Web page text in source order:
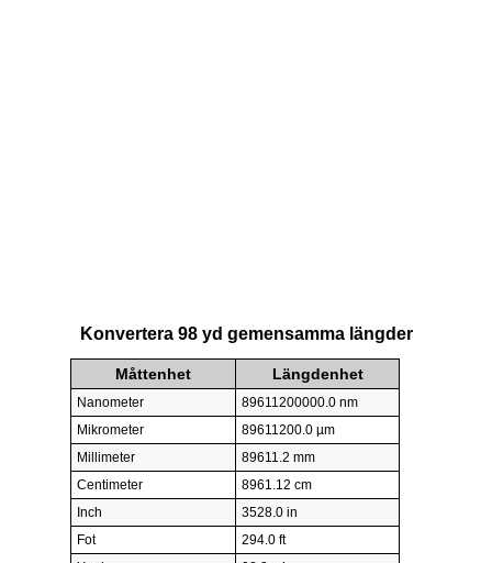
Konvertera 98 yd gemensamma längder
Måttenhet Längdenhet
Nanometer
89611200000.0 nm
Mikrometer
89611200.0 µm
Millimeter
89611.2 mm
Centimeter
8961.12 cm
Inch
3528.0 in
Fot
294.0 ft